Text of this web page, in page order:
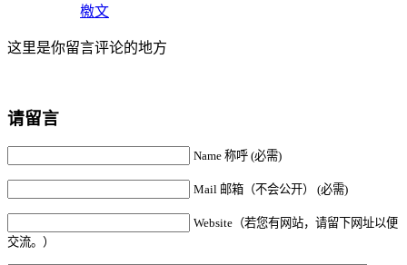
檄文
这里是你留言评论的地方
请留言
Name 称呼 (必需)
Mail 邮箱（不会公开） (必需)
Website（若您有网站，请留下网址以便
交流。）